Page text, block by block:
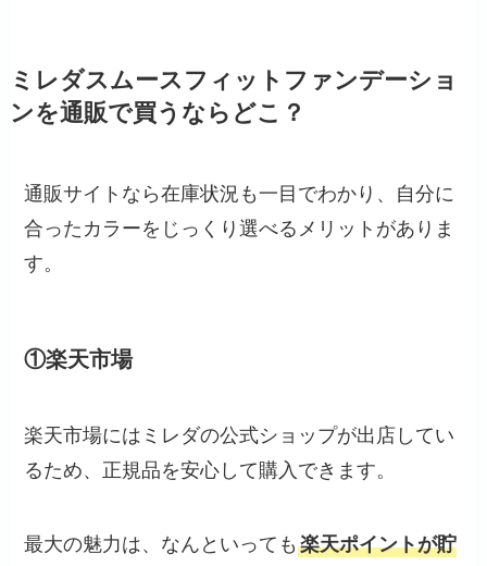
ミレダスムースフィットファンデーショ
ンを通販で買うならどこ？
通販サイトなら在庫状況も一目でわかり、自分に
合ったカラーをじっくり選べるメリットがありま
す。
①楽天市場
楽天市場にはミレダの公式ショップが出店してい
るため、正規品を安心して購入できます。
最大の魅力は、なんといっても楽天ポイントが貯